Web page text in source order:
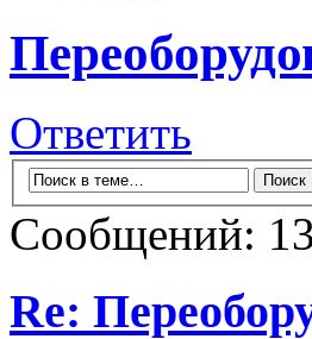
Ответить
Сообщений:
Re: